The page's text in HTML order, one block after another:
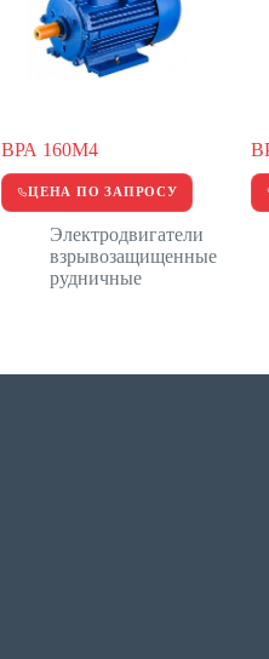
ВРА 160M4
ЦЕНА ПО ЗАПРОСУ
Электродвигатели
взрывозащищенные
рудничные